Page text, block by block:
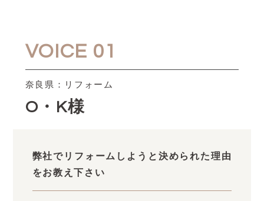
VOICE 01
奈良県：リフォーム
O・K様
弊社でリフォームしようと決められた理由
をお教え下さい